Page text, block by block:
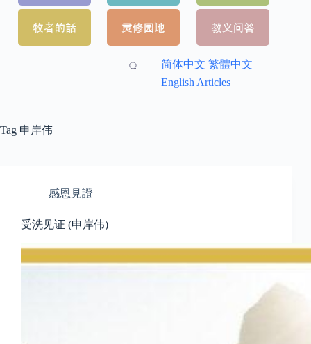
简体中文 繁體中文
English Articles
Tag 申岸伟
感恩見證
受洗见证 (申岸伟)